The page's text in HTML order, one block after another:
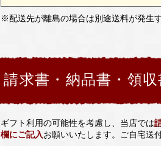
※配送先が離島の場合は別途送料が発生
請求書・納品書・領収
ギフト利用の可能性を考慮し、当店では
欄にご記入 お願いいたします。ご自宅送